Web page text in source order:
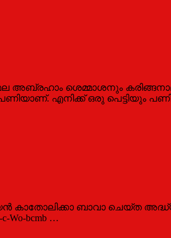
അബ്രഹാം ശെമ്മാശനും
എനിക്ക് ഒരു പെട്ടിയും
കാതോലിക്കാ ബാവാ ചെയ്ത
Wo-bcmb …